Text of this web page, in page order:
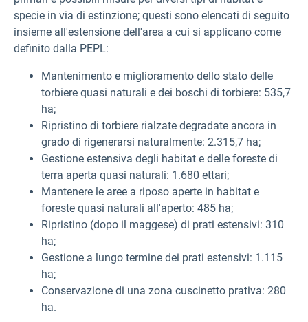
specie in via di estinzione; questi sono elencati di seguito
insieme all'estensione dell'area a cui si applicano come
definito dalla PEPL:
Mantenimento e miglioramento dello stato delle
torbiere quasi naturali e dei boschi di torbiere: 535,7
ha;
Ripristino di torbiere rialzate degradate ancora in
grado di rigenerarsi naturalmente: 2.315,7 ha;
Gestione estensiva degli habitat e delle foreste di
terra aperta quasi naturali: 1.680 ettari;
Mantenere le aree a riposo aperte in habitat e
foreste quasi naturali all'aperto: 485 ha;
Ripristino (dopo il maggese) di prati estensivi: 310
ha;
Gestione a lungo termine dei prati estensivi: 1.115
ha;
Conservazione di una zona cuscinetto prativa: 280
ha.